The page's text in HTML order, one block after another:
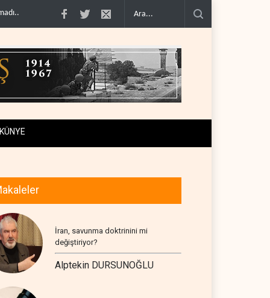
doğru.. Çin'in petrol ithalatı on yıllık dipten sonra yükseldi..
KÜNYE
İran, savunma doktrinini mi
değiştiriyor?
Alptekin DURSUNOĞLU